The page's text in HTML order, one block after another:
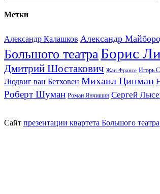
Метки
Александр Калашков Александр
Большого театраБорис
Дмитрий Шостакович Жан Франсе Игорь
Людвиг ван Бетховен Михаил Цинман
Роберт Шуман Роман Янчишин Сергей
Сайт презентации квартета Большого театра